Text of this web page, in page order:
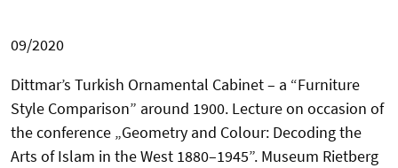
09/2020
Dittmar’s Turkish Ornamental Cabinet – a “Furniture
Style Comparison” around 1900. Lecture on occasion of
theconference „Geometry and Colour: Decoding the
Arts of Islam in the West 1880–1945”. Museum Rietberg